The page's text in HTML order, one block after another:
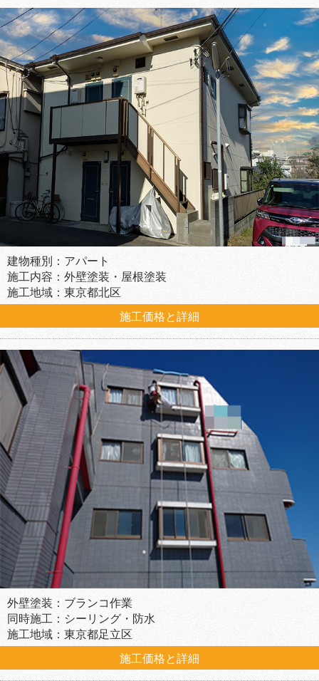
建物種別：アパート
施工内容：外壁塗装・屋根塗装
施工地域：東京都北区
施工価格と詳細
外壁塗装：ブランコ作業
同時施工：シーリング・防水
施工地域：東京都足立区
施工価格と詳細